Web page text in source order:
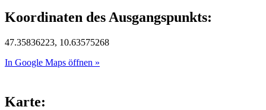
Koordinaten des Ausgangspunkts:
47.35836223, 10.63575268
In Google Maps öffnen »
Karte: